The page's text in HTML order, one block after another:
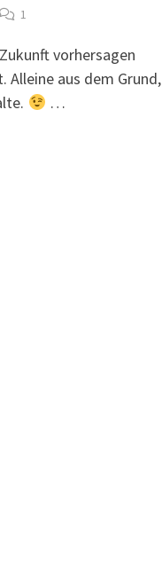
1
vorhersagen
Alleine aus dem Grund,
…